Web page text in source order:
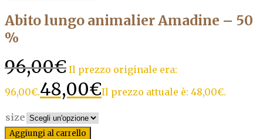
Abito lungo animalier Amadine – 50
%
96,00€ Il prezzo originale era:
96,00€.48,00€Il prezzo attuale è: 48,00€.
size
Aggiungi al carrello